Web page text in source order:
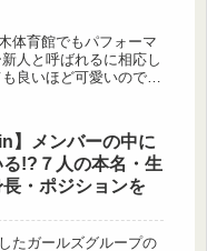
体育館でもパフォーマ
人と呼ばれるに相応し
良いほど可愛いのです
】メンバーの中に
る!?７人の本名・生
・ポジションを
たガールズグループの